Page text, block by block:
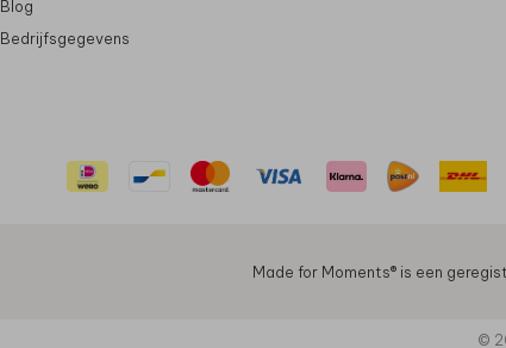
Blog
Bedrijfsgegevens
Made for Moments®️ is een
©